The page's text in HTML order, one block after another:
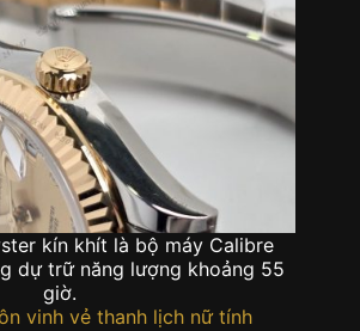
kín khít là bộ máy Calibre
dự trữ năng lượng khoảng 55
giờ.
vinh vẻ thanh lịch nữ tính